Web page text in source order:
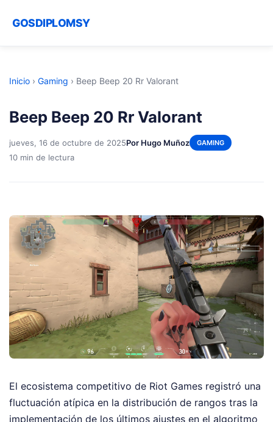
GOSDIPLOMSY
Inicio › Gaming › Beep Beep 20 Rr Valorant
Beep Beep 20 Rr Valorant
jueves, 16 de octubre de 2025Por Hugo Muñoz GAMING
10 min de lectura
El ecosistema competitivo de Riot Games registró una
fluctuación atípica en la distribución de rangos tras la
implementación de los últimos ajustes en el algoritmo